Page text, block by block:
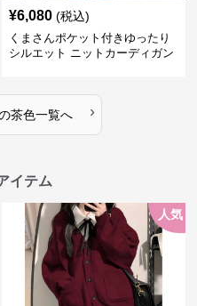
¥6,080 (税込)
くまさんポケット付きゆったり
シルエット ニットカーディガン
茶色一覧へ ›
イテム
人気